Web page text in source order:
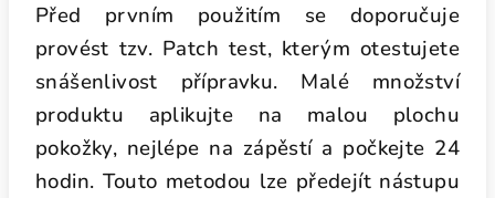
Před prvním použitím se doporučuje
provést tzv. Patch test, kterým otestujete
snášenlivost přípravku. Malé množství
produktu aplikujte na malou plochu
pokožky, nejlépe na zápěstí a počkejte 24
hodin. Touto metodou lze předejít nástupu